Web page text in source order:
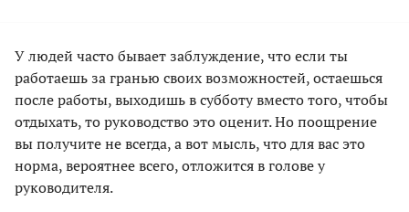
У людей часто бывает заблуждение, что если ты
работаешь за гранью своих возможностей, остаешься
после работы, выходишь в субботу вместо того, чтобы
отдыхать, то руководство это оценит. Но поощрение
вы получите не всегда, а вот мысль, что для вас это
норма, вероятнее всего, отложится в голове у
руководителя.